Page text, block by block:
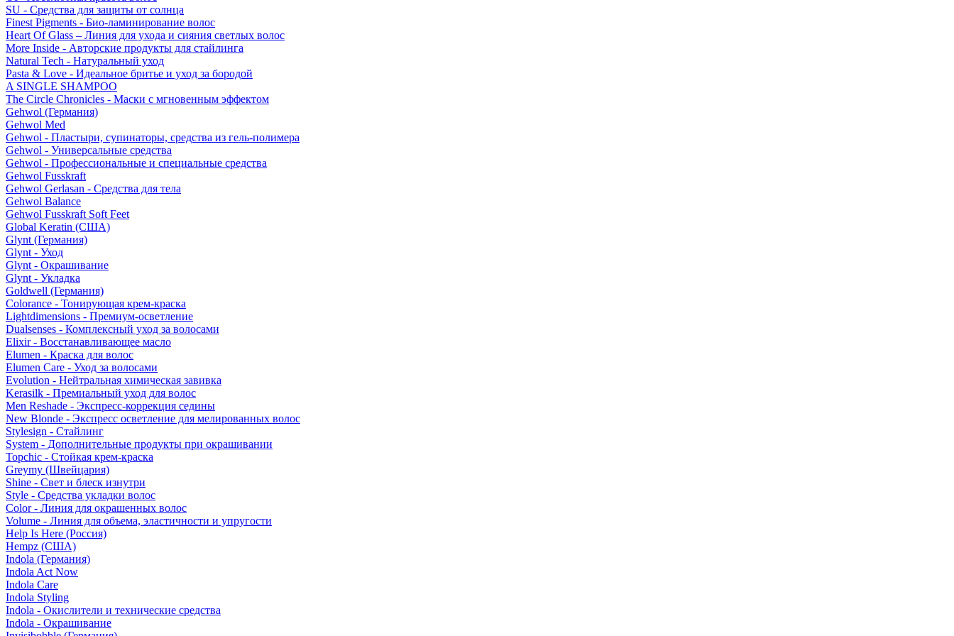
SU - Средства для защиты от солнца
Finest Pigments - Био-ламинирование волос
Heart Of Glass – Линия для ухода и сияния светлых волос
More Inside - Авторские продукты для стайлинга
Natural Tech - Натуральный уход
Pasta & Love - Идеальное бритье и уход за бородой
A SINGLE SHAMPOO
The Circle Chronicles - Маски с мгновенным эффектом
Gehwol (Германия)
Gehwol Med
Gehwol - Пластыри, супинаторы, средства из гель-полимера
Gehwol - Универсальные средства
Gehwol - Профессиональные и специальные средства
Gehwol Fusskraft
Gehwol Gerlasan - Средства для тела
Gehwol Balance
Gehwol Fusskraft Soft Feet
Global Keratin (США)
Glynt (Германия)
Glynt - Уход
Glynt - Окрашивание
Glynt - Укладка
Goldwell (Германия)
Colorance - Тонирующая крем-краска
Lightdimensions - Премиум-осветление
Dualsenses - Комплексный уход за волосами
Elixir - Восстанавливающее масло
Elumen - Краска для волос
Elumen Care - Уход за волосами
Evolution - Нейтральная химическая завивка
Kerasilk - Премиальный уход для волос
Men Reshade - Экспресс-коррекция седины
New Blonde - Экспресс осветление для мелированных волос
Stylesign - Стайлинг
System - Дополнительные продукты при окрашивании
Topchic - Стойкая крем-краска
Greymy (Швейцария)
Shine - Свет и блеск изнутри
Style - Средства укладки волос
Color - Линия для окрашенных волос
Volume - Линия для объема, эластичности и упругости
Help Is Here (Россия)
Hempz (США)
Indola (Германия)
Indola Act Now
Indola Care
Indola Styling
Indola - Окислители и технические средства
Indola - Окрашивание